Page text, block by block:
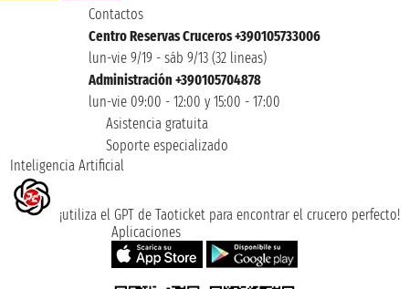
Contactos
Centro Reservas Cruceros +390105733006
lun-vie 9/19 - sáb 9/13 (32 lineas)
Administración +390105704878
lun-vie 09:00 - 12:00 y 15:00 - 17:00
Asistencia gratuita
Soporte especializado
Inteligencia Artificial
¡utiliza el GPT de Taoticket para encontrar el crucero perfecto!
Aplicaciones